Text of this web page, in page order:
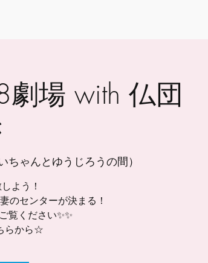
劇場 with 仏団
ゃんとゆうじろうの間）
よう！
のセンターが決まる！
覧ください✨✨
らから☆